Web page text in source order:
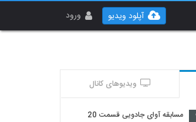
ورود آپلود ویدیو
ویدیوهای کانال
مسابقه آوای جادویی قسمت 20